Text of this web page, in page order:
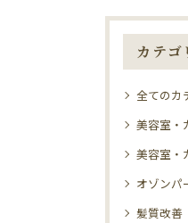
カテゴ
全てのカ
美容室・
美容室・
オゾンパ
髪質改善